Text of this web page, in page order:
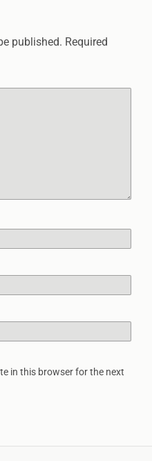
published. Required
in this browser for the next